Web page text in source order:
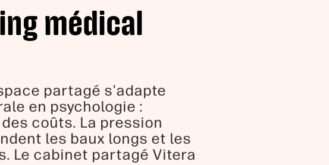
médical
partagé s'adapte
en psychologie :
coûts. La pression
les baux longs et les
Le cabinet partagé Vitera